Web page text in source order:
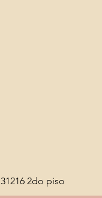
2do piso